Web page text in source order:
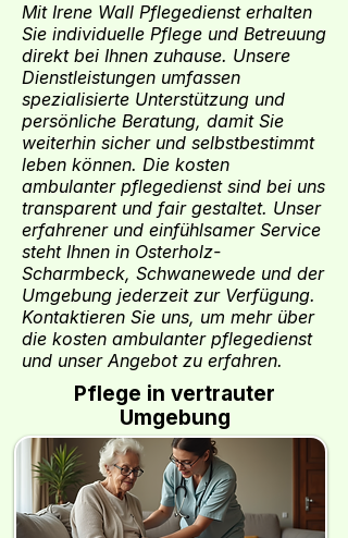
Mit Irene Wall Pflegedienst erhalten
Sie individuelle Pflege und Betreuung
direkt bei Ihnen zuhause. Unsere
Dienstleistungen umfassen
spezialisierte Unterstützung und
persönliche Beratung, damit Sie
weiterhin sicher und selbstbestimmt
leben können. Die kosten
ambulanter pflegedienst sind bei uns
transparent und fair gestaltet. Unser
erfahrener und einfühlsamer Service
steht Ihnen in Osterholz-
Scharmbeck, Schwanewede und der
Umgebung jederzeit zur Verfügung.
Kontaktieren Sie uns, um mehr über
die kosten ambulanter pflegedienst
und unser Angebot zu erfahren.
Pflege in vertrauter
Umgebung